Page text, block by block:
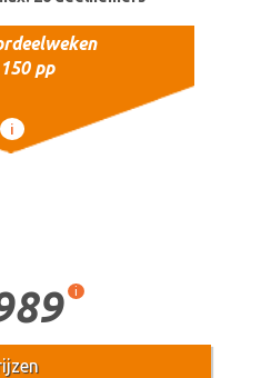
pp
i
i